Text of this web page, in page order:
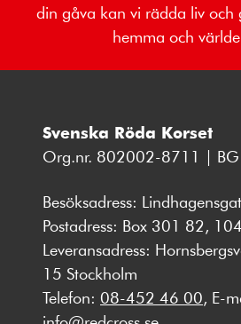
din gåva kan vi rädda liv och
hemma och
Svenska Röda Korset
Org.nr. 802002-8711 |
Besöksadress:
Postadress: Box 301 82,
Leveransadress:
15 Stockholm
Telefon: 08-452 46 00, E-